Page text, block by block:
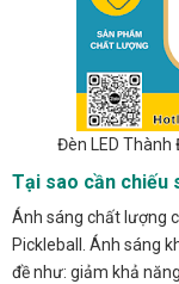
Đèn LED Thành
Tại sao cần chiếu
Ánh sáng chất lượng
Pickleball. Ánh sáng
đề như: giảm khả